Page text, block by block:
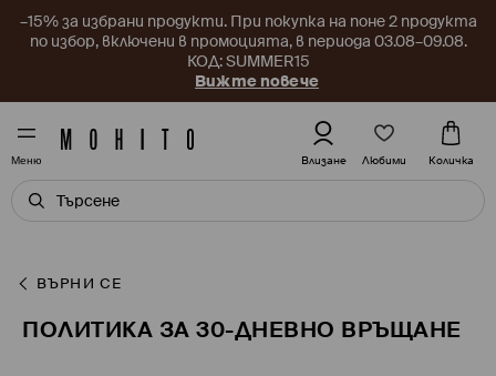
–15% за избрани продукти. При покупка на поне 2 продукта
по избор, включени в промоцията, в периода 03.08–09.08.
КОД: SUMMER15
Вижте повече
Меню Влизане Любими Количка
ВЪРНИ СЕ
ПОЛИТИКА ЗА 30-ДНЕВНО ВРЪЩАНЕ